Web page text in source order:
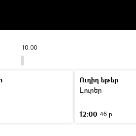
10:00
Ուղիղ եթեր
Լուրեր
12:00 46 ր